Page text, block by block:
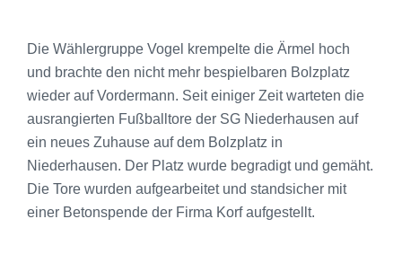
Die Wählergruppe Vogel krempelte die Ärmel hoch
und brachte den nicht mehr bespielbaren Bolzplatz
wieder auf Vordermann. Seit einiger Zeit warteten die
ausrangierten Fußballtore der SG Niederhausen auf
ein neues Zuhause auf dem Bolzplatz in
Niederhausen. Der Platz wurde begradigt und gemäht.
Die Tore wurden aufgearbeitet und standsicher mit
einer Betonspende der Firma Korf aufgestellt.